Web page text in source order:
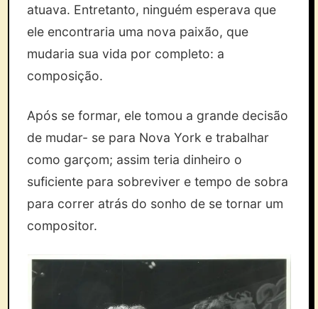
atuava. Entretanto, ninguém esperava que
ele encontraria uma nova paixão, que
mudaria sua vida por completo: a
composição.
Após se formar, ele tomou a grande decisão
de mudar- se para Nova York e trabalhar
como garçom; assim teria dinheiro o
suficiente para sobreviver e tempo de sobra
para correr atrás do sonho de se tornar um
compositor.